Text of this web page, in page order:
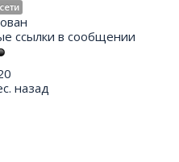
ссылки в сообщении
назад